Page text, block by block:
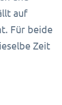
auf
Für beide
Zeit